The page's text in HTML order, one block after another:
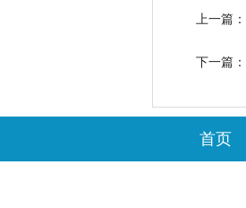
上一篇：
下一篇：
首页